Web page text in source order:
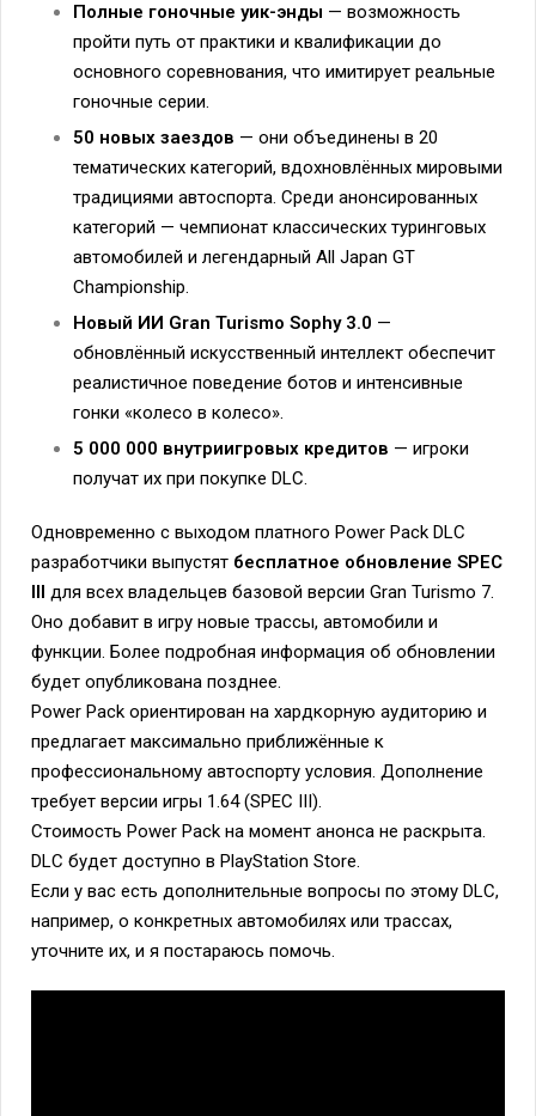
Полные гоночные уик-энды — возможность
пройти путь от практики и квалификации до
основного соревнования, что имитирует реальные
гоночные серии.
50 новых заездов — они объединены в 20
тематических категорий, вдохновлённых мировыми
традициями автоспорта. Среди анонсированных
категорий — чемпионат классических туринговых
автомобилей и легендарный All Japan GT
Championship.
Новый ИИ Gran Turismo Sophy 3.0 —
обновлённый искусственный интеллект обеспечит
реалистичное поведение ботов и интенсивные
гонки «колесо в колесо».
5 000 000 внутриигровых кредитов — игроки
получат их при покупке DLC.
Одновременно с выходом платного Power Pack DLC
разработчики выпустят бесплатное обновление SPEC
III для всех владельцев базовой версии Gran Turismo 7.
Оно добавит в игру новые трассы, автомобили и
функции. Более подробная информация об обновлении
будет опубликована позднее.
Power Pack ориентирован на хардкорную аудиторию и
предлагает максимально приближённые к
профессиональному автоспорту условия. Дополнение
требует версии игры 1.64 (SPEC III).
Стоимость Power Pack на момент анонса не раскрыта.
DLC будет доступно в PlayStation Store.
Если у вас есть дополнительные вопросы по этому DLC,
например, о конкретных автомобилях или трассах,
уточните их, и я постараюсь помочь.